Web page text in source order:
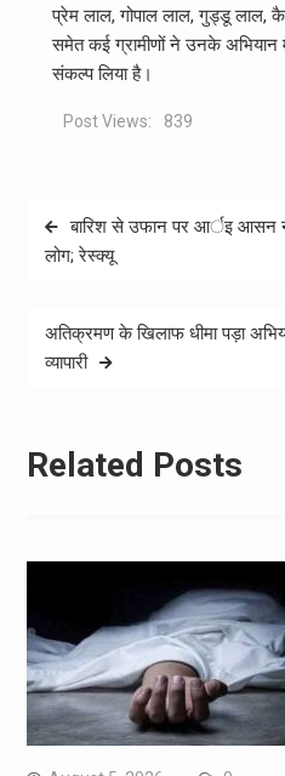
प्रेम लाल, गोपाल लाल, गुड्डू लाल,
समेत कई ग्रामीणों ने उनके अभियान
संकल्प लिया है।
Post Views: 839
Post
navigation
बारिश से उफान पर आर्इ
लोग; रेस्क्यू
अतिक्रमण के खिलाफ धीमा पड़ा
व्यापारी
Related Posts